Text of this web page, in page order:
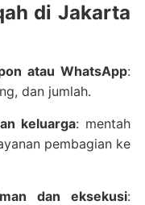
di Jakarta
atau WhatsApp:
dan jumlah.
keluarga: mentah
pembagian ke
dan eksekusi: